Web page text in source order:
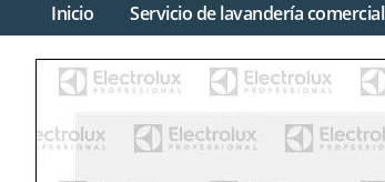
Inicio Servicio de lavandería comercial